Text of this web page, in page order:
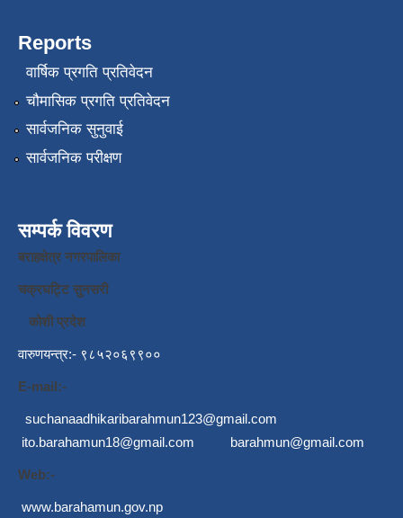
Reports
वार्षिक प्रगति प्रतिवेदन
चौमासिक प्रगति प्रतिवेदन
सार्वजनिक सुनुवाई
सार्वजनिक परीक्षण
सम्पर्क विवरण
बराहक्षेत्र नगरपालिका
चक्रघट्टि सुनसरी
कोशी प्रदेश
वारुणयन्त्र:- ९८५२०६९९००
E-mail:-
suchanaadhikaribarahmun123@gmail.com
ito.barahamun18@gmail.com
barahmun@gmail.com
Web:-
www.barahamun.gov.np